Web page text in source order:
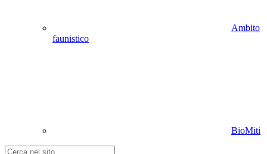
Ambito
faunistico
BioMiti